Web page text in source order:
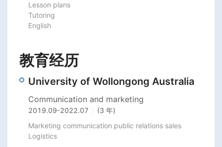
Lesson plans
Tutoring
教育经历
University of Wollongong Australia
Communication and marketing
2019.09-2022.07
(3 年)
Marketing communication public relations sales
Logistics